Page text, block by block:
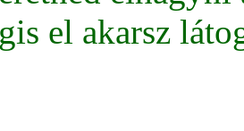
el akarsz